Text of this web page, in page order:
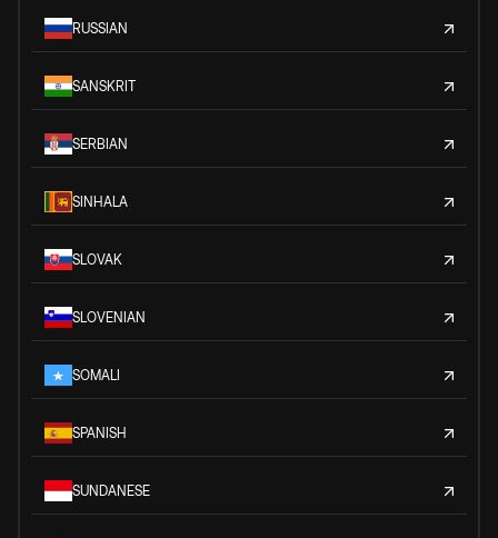
RUSSIAN
SANSKRIT
SERBIAN
SINHALA
SLOVAK
SLOVENIAN
SOMALI
SPANISH
SUNDANESE